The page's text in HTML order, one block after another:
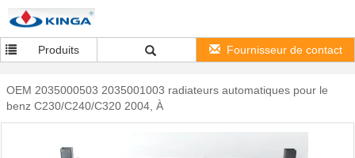
Produits Fournisseur de contact
OEM 2035000503 2035001003 radiateurs automatiques pour le
benz C230/C240/C320 2004, À